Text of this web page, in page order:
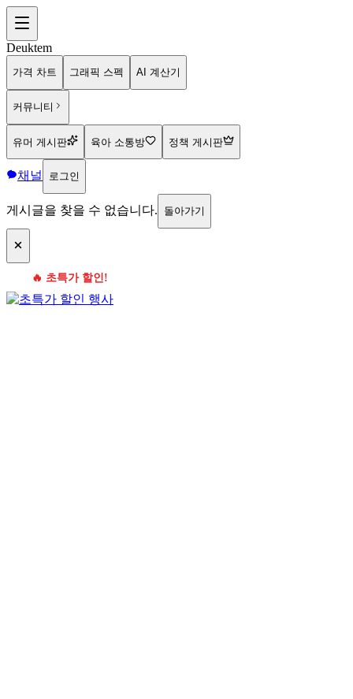
Deuktem
가격 차트 그래픽 스펙 AI 계산기
커뮤니티
유머 게시판 육아 소통방 정책 게시판
채널 로그인
게시글을 찾을 수 없습니다. 돌아가기
🔥 초특가 할인!